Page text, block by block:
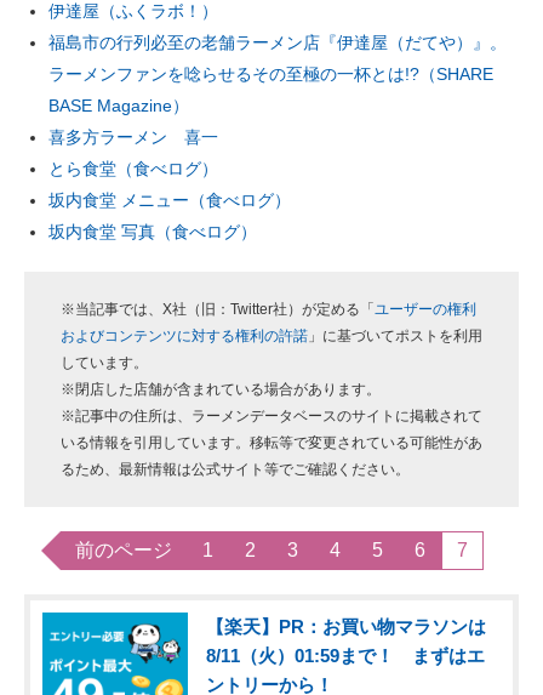
伊達屋（ふくラボ！）
福島市の行列必至の老舗ラーメン店『伊達屋（だてや）』。
ラーメンファンを唸らせるその至極の一杯とは!?（SHARE
BASE Magazine）
喜多方ラーメン 喜一
とら食堂（食べログ）
坂内食堂 メニュー（食べログ）
坂内食堂 写真（食べログ）
※当記事では、X社（旧：Twitter社）が定める「 ユーザーの権利
およびコンテンツに対する権利の許諾 」に基づいてポストを利用
しています。
※閉店した店舗が含まれている場合があります。
※記事中の住所は、ラーメンデータベースのサイトに掲載されて
いる情報を引用しています。移転等で変更されている可能性があ
るため、最新情報は公式サイト等でご確認ください。
前のページ 1 2 3 4 5 6 7
【楽天】PR：お買い物マラソンは
8/11（火）01:59まで！ まずはエ
ントリーから！